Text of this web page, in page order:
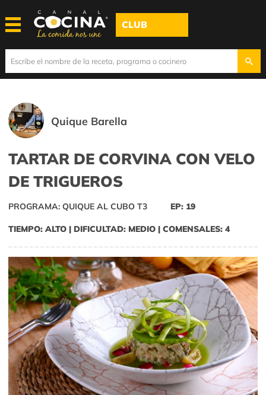
CLUB
Quique Barella
TARTAR DE CORVINA CON VELO
DE TRIGUEROS
PROGRAMA: QUIQUE AL CUBO T3 EP: 19
TIEMPO: ALTO | DIFICULTAD: MEDIO | COMENSALES: 4